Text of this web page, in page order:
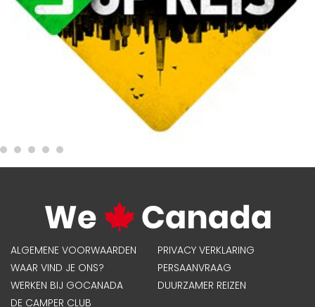
ALGEMENE VOORWAARDEN
PRIVACY VERKLARING
WAAR VIND JE ONS?
PERSAANVRAAG
WERKEN BIJ GOCANADA
DUURZAMER REIZEN
DE CAMPER CLUB